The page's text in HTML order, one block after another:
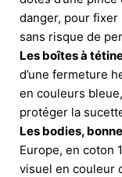
danger, pour
sans risque de
Les boîtes à
d’une fermeture
en couleurs
protéger la
Les bodies,
Europe, en coton
visuel en couleur